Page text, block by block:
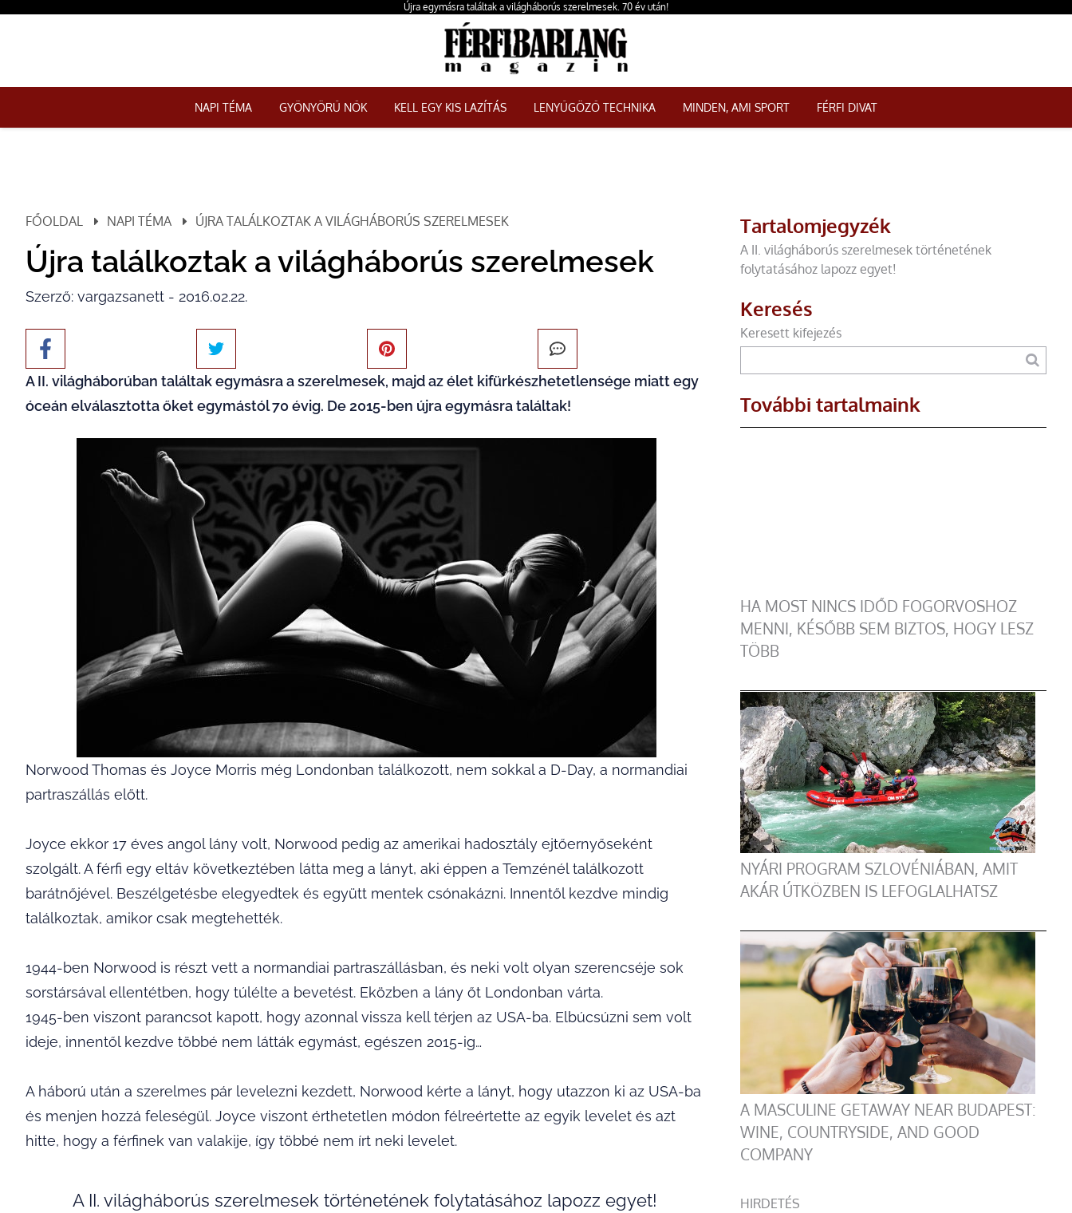
Újra egymásra találtak a világháborús szerelmesek. 70 év után!
NAPI TÉMA GYÖNYÖRŰ NŐK KELL EGY KIS LAZÍTÁS LENYŰGÖZŐ TECHNIKA MINDEN, AMI SPORT FÉRFI DIVAT
FŐOLDAL NAPI TÉMA ÚJRA TALÁLKOZTAK A VILÁGHÁBORÚS SZERELMESEK
Újra találkoztak a világháborús szerelmesek
Szerző: vargazsanett - 2016.02.22.
A II. világháborúban találtak egymásra a szerelmesek, majd az élet kifürkészhetetlensége miatt egy
óceán elválasztotta őket egymástól 70 évig. De 2015-ben újra egymásra találtak!
Norwood Thomas és Joyce Morris még Londonban találkozott, nem sokkal a D-Day, a normandiai
partraszállás előtt.
Joyce ekkor 17 éves angol lány volt, Norwood pedig az amerikai hadosztály ejtőernyőseként
szolgált. A férfi egy eltáv következtében látta meg a lányt, aki éppen a Temzénél találkozott
barátnőjével. Beszélgetésbe elegyedtek és együtt mentek csónakázni. Innentől kezdve mindig
találkoztak, amikor csak megtehették.
1944-ben Norwood is részt vett a normandiai partraszállásban, és neki volt olyan szerencséje sok
sorstársával ellentétben, hogy túlélte a bevetést. Eközben a lány őt Londonban várta.
1945-ben viszont parancsot kapott, hogy azonnal vissza kell térjen az USA-ba. Elbúcsúzni sem volt
ideje, innentől kezdve többé nem látták egymást, egészen 2015-ig…
A háború után a szerelmes pár levelezni kezdett, Norwood kérte a lányt, hogy utazzon ki az USA-ba
és menjen hozzá feleségül. Joyce viszont érthetetlen módon félreértette az egyik levelet és azt
hitte, hogy a férfinek van valakije, így többé nem írt neki levelet.
A II. világháborús szerelmesek történetének folytatásához lapozz egyet!
Tartalomjegyzék
A II. világháborús szerelmesek történetének
folytatásához lapozz egyet!
Keresés
Keresett kifejezés
További tartalmaink
HA MOST NINCS IDŐD FOGORVOSHOZ
MENNI, KÉSŐBB SEM BIZTOS, HOGY LESZ
TÖBB
NYÁRI PROGRAM SZLOVÉNIÁBAN, AMIT
AKÁR ÚTKÖZBEN IS LEFOGLALHATSZ
A MASCULINE GETAWAY NEAR BUDAPEST:
WINE, COUNTRYSIDE, AND GOOD
COMPANY
HIRDETÉS